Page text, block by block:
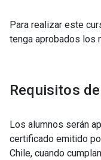
Para realizar este
tenga aprobados los
Requisitos
Los alumnos serán
certificado emitido
Chile, cuando